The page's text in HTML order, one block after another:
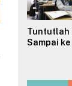
Tuntutlah
Sampai ke